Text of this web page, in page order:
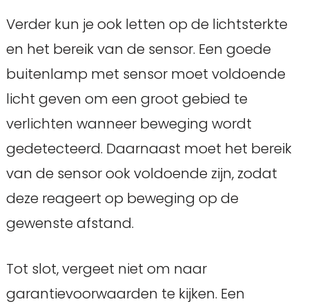
Verder kun je ook letten op de lichtsterkte
en het bereik van de sensor. Een goede
buitenlamp met sensor moet voldoende
licht geven om een groot gebied te
verlichten wanneer beweging wordt
gedetecteerd. Daarnaast moet het bereik
van de sensor ook voldoende zijn, zodat
deze reageert op beweging op de
gewenste afstand.
Tot slot, vergeet niet om naar
garantievoorwaarden te kijken. Een